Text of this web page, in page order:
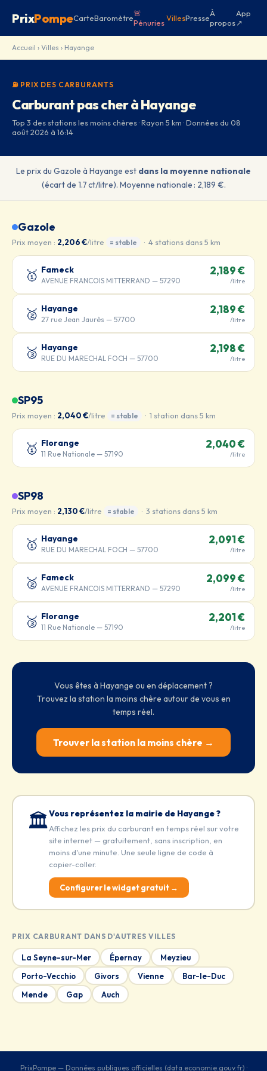
PrixPompeCarteBaromètre🚨
Pénuries VillesPresseÀ
propos
App
↗
Accueil › Villes › Hayange
⛽ PRIX DES CARBURANTS
Carburant pas cher à Hayange
Top 3 des stations les moins chères · Rayon 5 km · Données du 08
août 2026 à 16:14
Le prix du Gazole à Hayange est dans la moyenne nationale
(écart de 1.7 ct/litre). Moyenne nationale : 2,189 €.
Gazole
Prix moyen : 2,206 €/litre = stable · 4 stations dans 5 km
🥇 Fameck
AVENUE FRANCOIS MITTERRAND — 57290
2,189 €
/litre
🥈 Hayange
27 rue Jean Jaurès — 57700
2,189 €
/litre
🥉 Hayange
RUE DU MARECHAL FOCH — 57700
2,198 €
/litre
SP95
Prix moyen : 2,040 €/litre = stable · 1 station dans 5 km
🥇 Florange
11 Rue Nationale — 57190
2,040 €
/litre
SP98
Prix moyen : 2,130 €/litre = stable · 3 stations dans 5 km
🥇 Hayange
RUE DU MARECHAL FOCH — 57700
2,091 €
/litre
🥈 Fameck
AVENUE FRANCOIS MITTERRAND — 57290
2,099 €
/litre
🥉 Florange
11 Rue Nationale — 57190
2,201 €
/litre
Vous êtes à Hayange ou en déplacement ?
Trouvez la station la moins chère autour de vous en
temps réel.
Trouver la station la moins chère →
🏛️Vous représentez la mairie de Hayange ?
Affichez les prix du carburant en temps réel sur votre
site internet — gratuitement, sans inscription, en
moins d'une minute. Une seule ligne de code à
copier-coller.
Configurer le widget gratuit →
PRIX CARBURANT DANS D'AUTRES VILLES
La Seyne-sur-Mer Épernay
Meyzieu
Porto-Vecchio
Givors Vienne
Bar-le-Duc
Mende
Gap Auch
PrixPompe — Données publiques officielles (data.economie.gouv.fr) ·